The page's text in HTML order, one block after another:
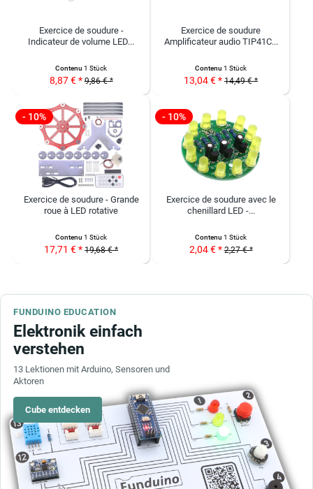
Exercice de soudure -
Indicateur de volume LED...
Contenu 1 Stück
8,87 € * 9,86 € *
Exercice de soudure
Amplificateur audio TIP41C...
Contenu 1 Stück
13,04 € * 14,49 € *
- 10%
Exercice de soudure - Grande
roue à LED rotative
Contenu 1 Stück
17,71 € * 19,68 € *
- 10%
Exercice de soudure avec le
chenillard LED -...
Contenu 1 Stück
2,04 € * 2,27 € *
FUNDUINO EDUCATION
Elektronik einfach
verstehen
13 Lektionen mit Arduino, Sensoren und
Aktoren
Cube entdecken